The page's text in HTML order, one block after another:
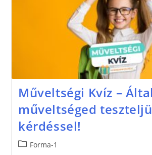
Műveltségi Kvíz –
műveltséged
kérdéssel!
Forma-1